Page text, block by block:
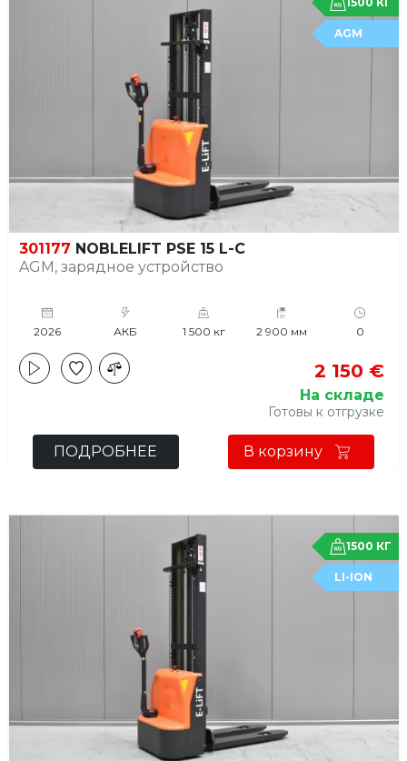
AGM
301177 NOBLELIFT PSE 15 L-C
AGM, зарядное устройство
2026 АКБ 1 500 кг 2 900 мм 0
2 150 €
На складе
Готовы к отгрузке
ПОДРОБНЕЕ В корзину
1500 КГ
LI-ION